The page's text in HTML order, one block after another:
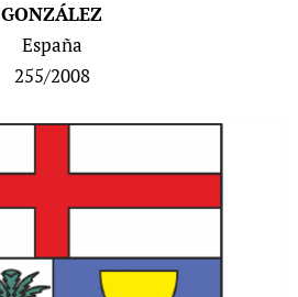
GONZÁLEZ
España
255/2008